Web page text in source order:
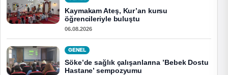
Kaymakam Ateş, Kur’an kursu
öğrencileriyle buluştu
06.08.2026
GENEL
Söke’de sağlık çalışanlarına ’Bebek Dostu
Hastane’ sempozyumu